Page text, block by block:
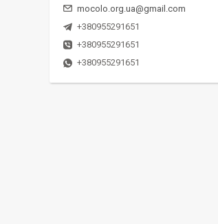
mocolo.org.ua@gmail.com
+380955291651
+380955291651
+380955291651